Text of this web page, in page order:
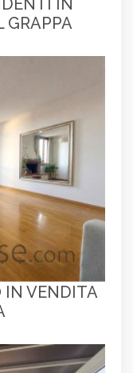
GRAPPA
IN VENDITA